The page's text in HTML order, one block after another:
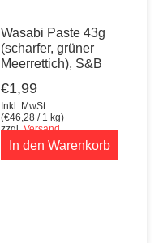
Wasabi Paste 43g
(scharfer, grüner
Meerrettich), S&B
€1,99
Inkl. MwSt.
(€46,28 / 1 kg)
zzgl.Versand
In den Warenkorb